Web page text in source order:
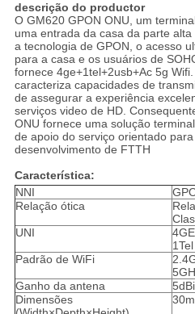
descrição do productor
O GM620 GPON ONU, um
uma entrada da casa da parte
a tecnologia de GPON, o acesso
para a casa e os usuários de
fornece 4ge+1tel+2usb+Ac 5g
caracteriza capacidades de
de assegurar a experiência
serviços video de HD.
ONU fornece uma solução
de apoio do serviço orientado
desenvolvimento de FTTH
Característica:
NNI
Relação ótica
UNI
1Tel
Padrão de WiFi
Ganho da antena
5dBi
Dimensões